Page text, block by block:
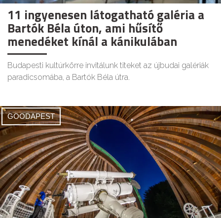
11 ingyenesen látogatható galéria a
Bartók Béla úton, ami hűsítő
menedéket kínál a kánikulában
Budapesti kultúrkörre invitálunk titeket az újbudai galériák
paradicsomába, a Bartók Béla útra.
GOODAPEST